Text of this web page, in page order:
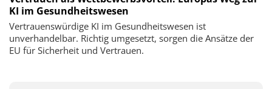
KI im Gesundheitswesen
Vertrauenswürdige KI im Gesundheitswesen ist
unverhandelbar. Richtig umgesetzt, sorgen die Ansätze der
EU für Sicherheit und Vertrauen.